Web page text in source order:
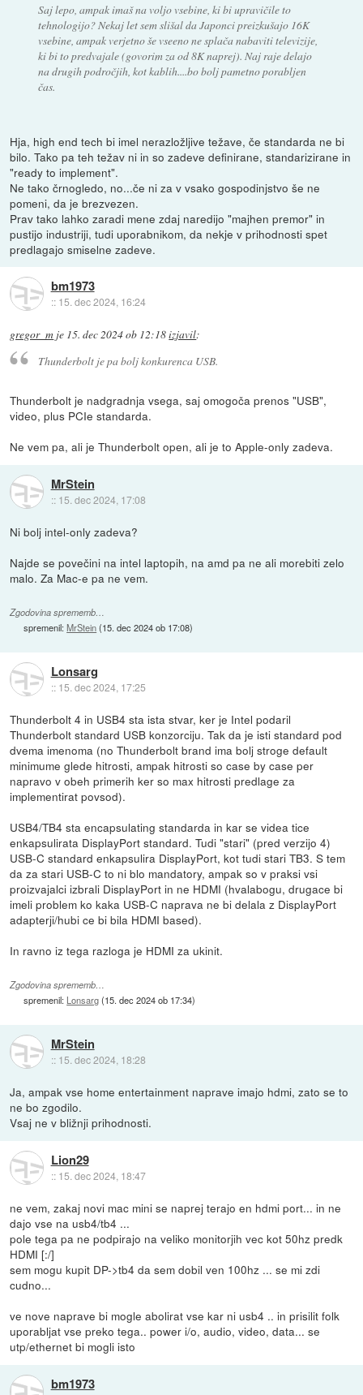
Saj lepo, ampak imaš na voljo vsebine, ki bi upravičile to
tehnologijo? Nekaj let sem slišal da Japonci preizkušajo 16K
vsebine, ampak verjetno še vseeno ne splača nabaviti televizije,
ki bi to predvajale (govorim za od 8K naprej). Naj raje delajo
na drugih področjih, kot kablih....bo bolj pametno porabljen
čas.
Hja, high end tech bi imel nerazložljive težave, če standarda ne bi
bilo. Tako pa teh težav ni in so zadeve definirane, standarizirane in
"ready to implement".
Ne tako črnogledo, no...če ni za v vsako gospodinjstvo še ne
pomeni, da je brezvezen.
Prav tako lahko zaradi mene zdaj naredijo "majhen premor" in
pustijo industriji, tudi uporabnikom, da nekje v prihodnosti spet
predlagajo smiselne zadeve.
bm1973
:: 15. dec 2024, 16:24
gregor_m je 15. dec 2024 ob 12:18izjavil:
Thunderbolt je pa bolj konkurenca USB.
Thunderbolt je nadgradnja vsega, saj omogoča prenos "USB",
video, plus PCIe standarda.
Ne vem pa, ali je Thunderbolt open, ali je to Apple-only zadeva.
MrStein
:: 15. dec 2024, 17:08
Ni bolj intel-only zadeva?
Najde se povečini na intel laptopih, na amd pa ne ali morebiti zelo
malo. Za Mac-e pa ne vem.
Zgodovina sprememb…
spremenil:MrStein(15. dec 2024 ob 17:08)
Lonsarg
:: 15. dec 2024, 17:25
Thunderbolt 4 in USB4 sta ista stvar, ker je Intel podaril
Thunderbolt standard USB konzorciju. Tak da je isti standard pod
dvema imenoma (no Thunderbolt brand ima bolj stroge default
minimume glede hitrosti, ampak hitrosti so case by case per
napravo v obeh primerih ker so max hitrosti predlage za
implementirat povsod).
USB4/TB4 sta encapsulating standarda in kar se videa tice
enkapsulirata DisplayPort standard. Tudi "stari" (pred verzijo 4)
USB-C standard enkapsulira DisplayPort, kot tudi stari TB3. S tem
da za stari USB-C to ni blo mandatory, ampak so v praksi vsi
proizvajalci izbrali DisplayPort in ne HDMI (hvalabogu, drugace bi
imeli problem ko kaka USB-C naprava ne bi delala z DisplayPort
adapterji/hubi ce bi bila HDMI based).
In ravno iz tega razloga je HDMI za ukinit.
Zgodovina sprememb…
spremenil: Lonsarg(15. dec 2024 ob 17:34)
MrStein
:: 15. dec 2024, 18:28
Ja, ampak vse home entertainment naprave imajo hdmi, zato se to
ne bo zgodilo.
Vsaj ne v bližnji prihodnosti.
Lion29
:: 15. dec 2024, 18:47
ne vem, zakaj novi mac mini se naprej terajo en hdmi port... in ne
dajo vse na usb4/tb4 ...
pole tega pa ne podpirajo na veliko monitorjih vec kot 50hz predk
HDMI [:/]
sem mogu kupit DP->tb4 da sem dobil ven 100hz ... se mi zdi
cudno...
ve nove naprave bi mogle abolirat vse kar ni usb4 .. in prisilit folk
uporabljat vse preko tega.. power i/o, audio, video, data... se
utp/ethernet bi mogli isto
bm1973